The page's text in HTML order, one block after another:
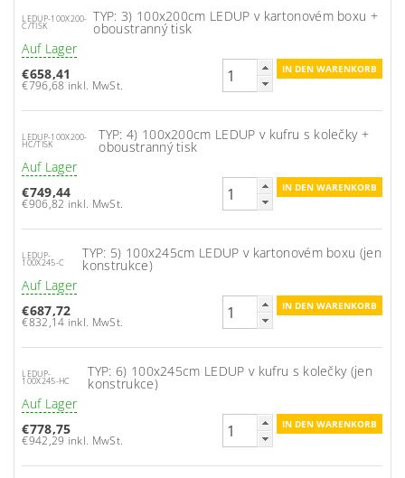
LEDUP-100X200-
C/TISK
TYP: 3) 100x200cm LEDUP v kartonovém boxu +
oboustranný tisk
Auf Lager
€658,41
€796,68 inkl. MwSt.
LEDUP-100X200-
HC/TISK
TYP: 4) 100x200cm LEDUP v kufru s kolečky +
oboustranný tisk
Auf Lager
€749,44
€906,82 inkl. MwSt.
LEDUP-
100X245-C
TYP: 5) 100x245cm LEDUP v kartonovém boxu (jen
konstrukce)
Auf Lager
€687,72
€832,14 inkl. MwSt.
LEDUP-
100X245-HC
TYP: 6) 100x245cm LEDUP v kufru s kolečky (jen
konstrukce)
Auf Lager
€778,75
€942,29 inkl. MwSt.